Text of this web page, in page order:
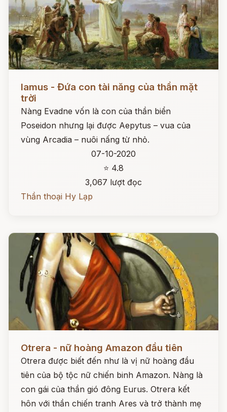
Iamus - Đứa con tài năng của thần mặt
trời
Nàng Evadne vốn là con của thần biển
Poseidon nhưng lại được Aepytus – vua của
vùng Arcadia – nuôi nấng từ nhỏ.
07-10-2020
⭐ 4.8
3,067 lượt đọc
Thần thoại Hy Lạp
Otrera - nữ hoàng Amazon đầu tiên
Otrera được biết đến như là vị nữ hoàng đầu
tiên của bộ tộc nữ chiến binh Amazon. Nàng là
con gái của thần gió đông Eurus. Otrera kết
hôn với thần chiến tranh Ares và trở thành mẹ